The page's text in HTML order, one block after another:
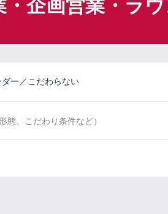
・企画営業・ラ
ー／こだわらない
態、こだわり条件など）